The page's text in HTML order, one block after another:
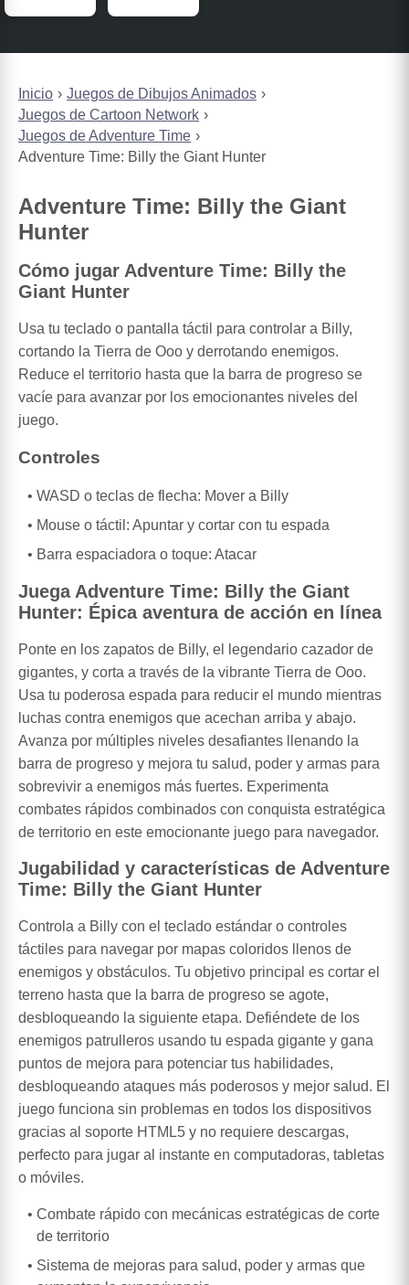
Inicio
Juegos de Dibujos Animados
Juegos de Cartoon Network
Juegos de Adventure Time
Adventure Time: Billy the Giant Hunter
Adventure Time: Billy the Giant
Hunter
Cómo jugar Adventure Time: Billy the
Giant Hunter
Usa tu teclado o pantalla táctil para controlar a Billy,
cortando la Tierra de Ooo y derrotando enemigos.
Reduce el territorio hasta que la barra de progreso se
vacíe para avanzar por los emocionantes niveles del
juego.
Controles
WASD o teclas de flecha: Mover a Billy
Mouse o táctil: Apuntar y cortar con tu espada
Barra espaciadora o toque: Atacar
Juega Adventure Time: Billy the Giant
Hunter: Épica aventura de acción en línea
Ponte en los zapatos de Billy, el legendario cazador de
gigantes, y corta a través de la vibrante Tierra de Ooo.
Usa tu poderosa espada para reducir el mundo mientras
luchas contra enemigos que acechan arriba y abajo.
Avanza por múltiples niveles desafiantes llenando la
barra de progreso y mejora tu salud, poder y armas para
sobrevivir a enemigos más fuertes. Experimenta
combates rápidos combinados con conquista estratégica
de territorio en este emocionante juego para navegador.
Jugabilidad y características de Adventure
Time: Billy the Giant Hunter
Controla a Billy con el teclado estándar o controles
táctiles para navegar por mapas coloridos llenos de
enemigos y obstáculos. Tu objetivo principal es cortar el
terreno hasta que la barra de progreso se agote,
desbloqueando la siguiente etapa. Defiéndete de los
enemigos patrulleros usando tu espada gigante y gana
puntos de mejora para potenciar tus habilidades,
desbloqueando ataques más poderosos y mejor salud. El
juego funciona sin problemas en todos los dispositivos
gracias al soporte HTML5 y no requiere descargas,
perfecto para jugar al instante en computadoras, tabletas
o móviles.
Combate rápido con mecánicas estratégicas de corte
de territorio
Sistema de mejoras para salud, poder y armas que